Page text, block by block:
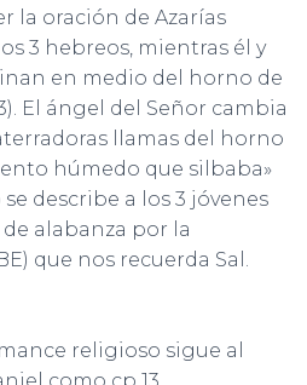
la oración de Azarías
3 hebreos, mientras él y
en medio del horno de
El ángel del Señor cambia
llamas del horno
húmedo que silbaba»
se describe a los 3 jóvenes
alabanza por la
que nos recuerda Sal.
religioso sigue al